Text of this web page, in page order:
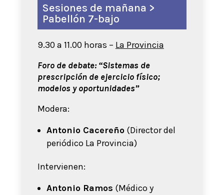
Sesiones de mañana >
Pabellón 7-bajo
9.30 a 11.00 horas – La Provincia
Foro de debate: “Sistemas de
prescripción de ejercicio físico;
modelos y oportunidades”
Modera:
Antonio Cacereño(Director del
periódico La Provincia)
Intervienen:
Antonio Ramos (Médico y